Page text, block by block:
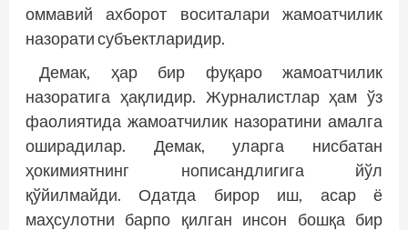
оммавий ахборот воситалари жамоатчилик
назорати субъектларидир.
Демак, ҳар бир фуқаро жамоатчилик
назоратига ҳақлидир. Журналистлар ҳам ўз
фаолиятида жамоатчилик назоратини амалга
оширадилар. Демак, уларга нисбатан
ҳокимиятнинг нописандлигига йўл
қўйилмайди. Одатда бирор иш, асар ё
маҳсулотни барпо қилган инсон бошқа бир